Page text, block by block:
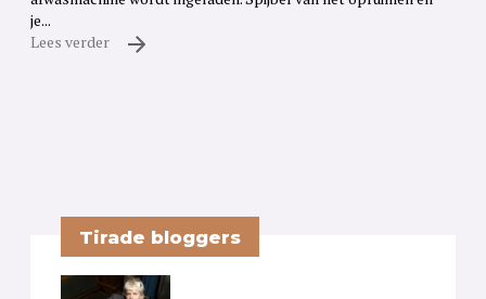
je...
Lees verder
Tirade bloggers